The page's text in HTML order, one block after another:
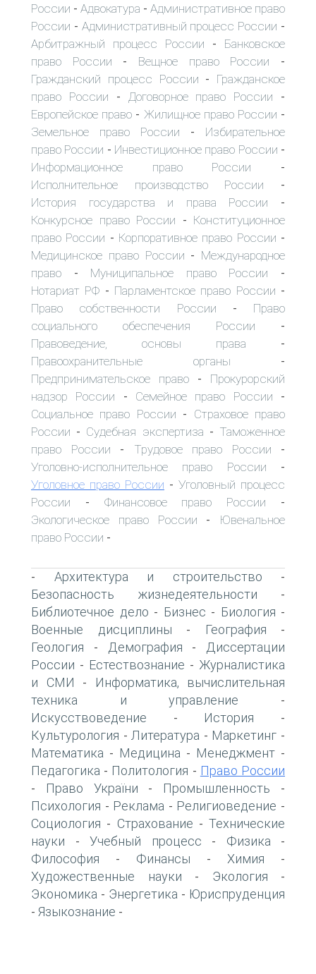
России - Адвокатура - Административное право
России - Административный процесс России -
Арбитражный процесс России - Банковское
право России - Вещное право России -
Гражданский процесс России - Гражданское
право России - Договорное право России -
Европейское право - Жилищное право России -
Земельное право России - Избирательное
право России - Инвестиционное право России -
Информационное право России -
Исполнительное производство России -
История государства и права России -
Конкурсное право России - Конституционное
право России - Корпоративное право России -
Медицинское право России - Международное
право - Муниципальное право России -
Нотариат РФ - Парламентское право России -
Право собственности России - Право
социального обеспечения России -
Правоведение, основы права -
Правоохранительные органы -
Предпринимательское право - Прокурорский
надзор России - Семейное право России -
Социальное право России - Страховое право
России - Судебная экспертиза - Таможенное
право России - Трудовое право России -
Уголовно-исполнительное право России -
Уголовное право России - Уголовный процесс
России - Финансовое право России -
Экологическое право России -
Ювенальное
право России -
- Архитектура и строительство -
Безопасность жизнедеятельности -
Библиотечное дело - Бизнес - Биология -
Военные дисциплины - География -
Геология - Демография -
Диссертации
России - Естествознание - Журналистика
и СМИ -
Информатика, вычислительная
техника и управление -
Искусствоведение - История -
Культурология - Литература - Маркетинг -
Математика - Медицина - Менеджмент -
Педагогика - Политология - Право России
- Право України - Промышленность -
Психология - Реклама - Религиоведение -
Социология - Страхование - Технические
науки - Учебный процесс - Физика -
Философия - Финансы - Химия -
Художественные науки - Экология -
Экономика - Энергетика - Юриспруденция
- Языкознание -